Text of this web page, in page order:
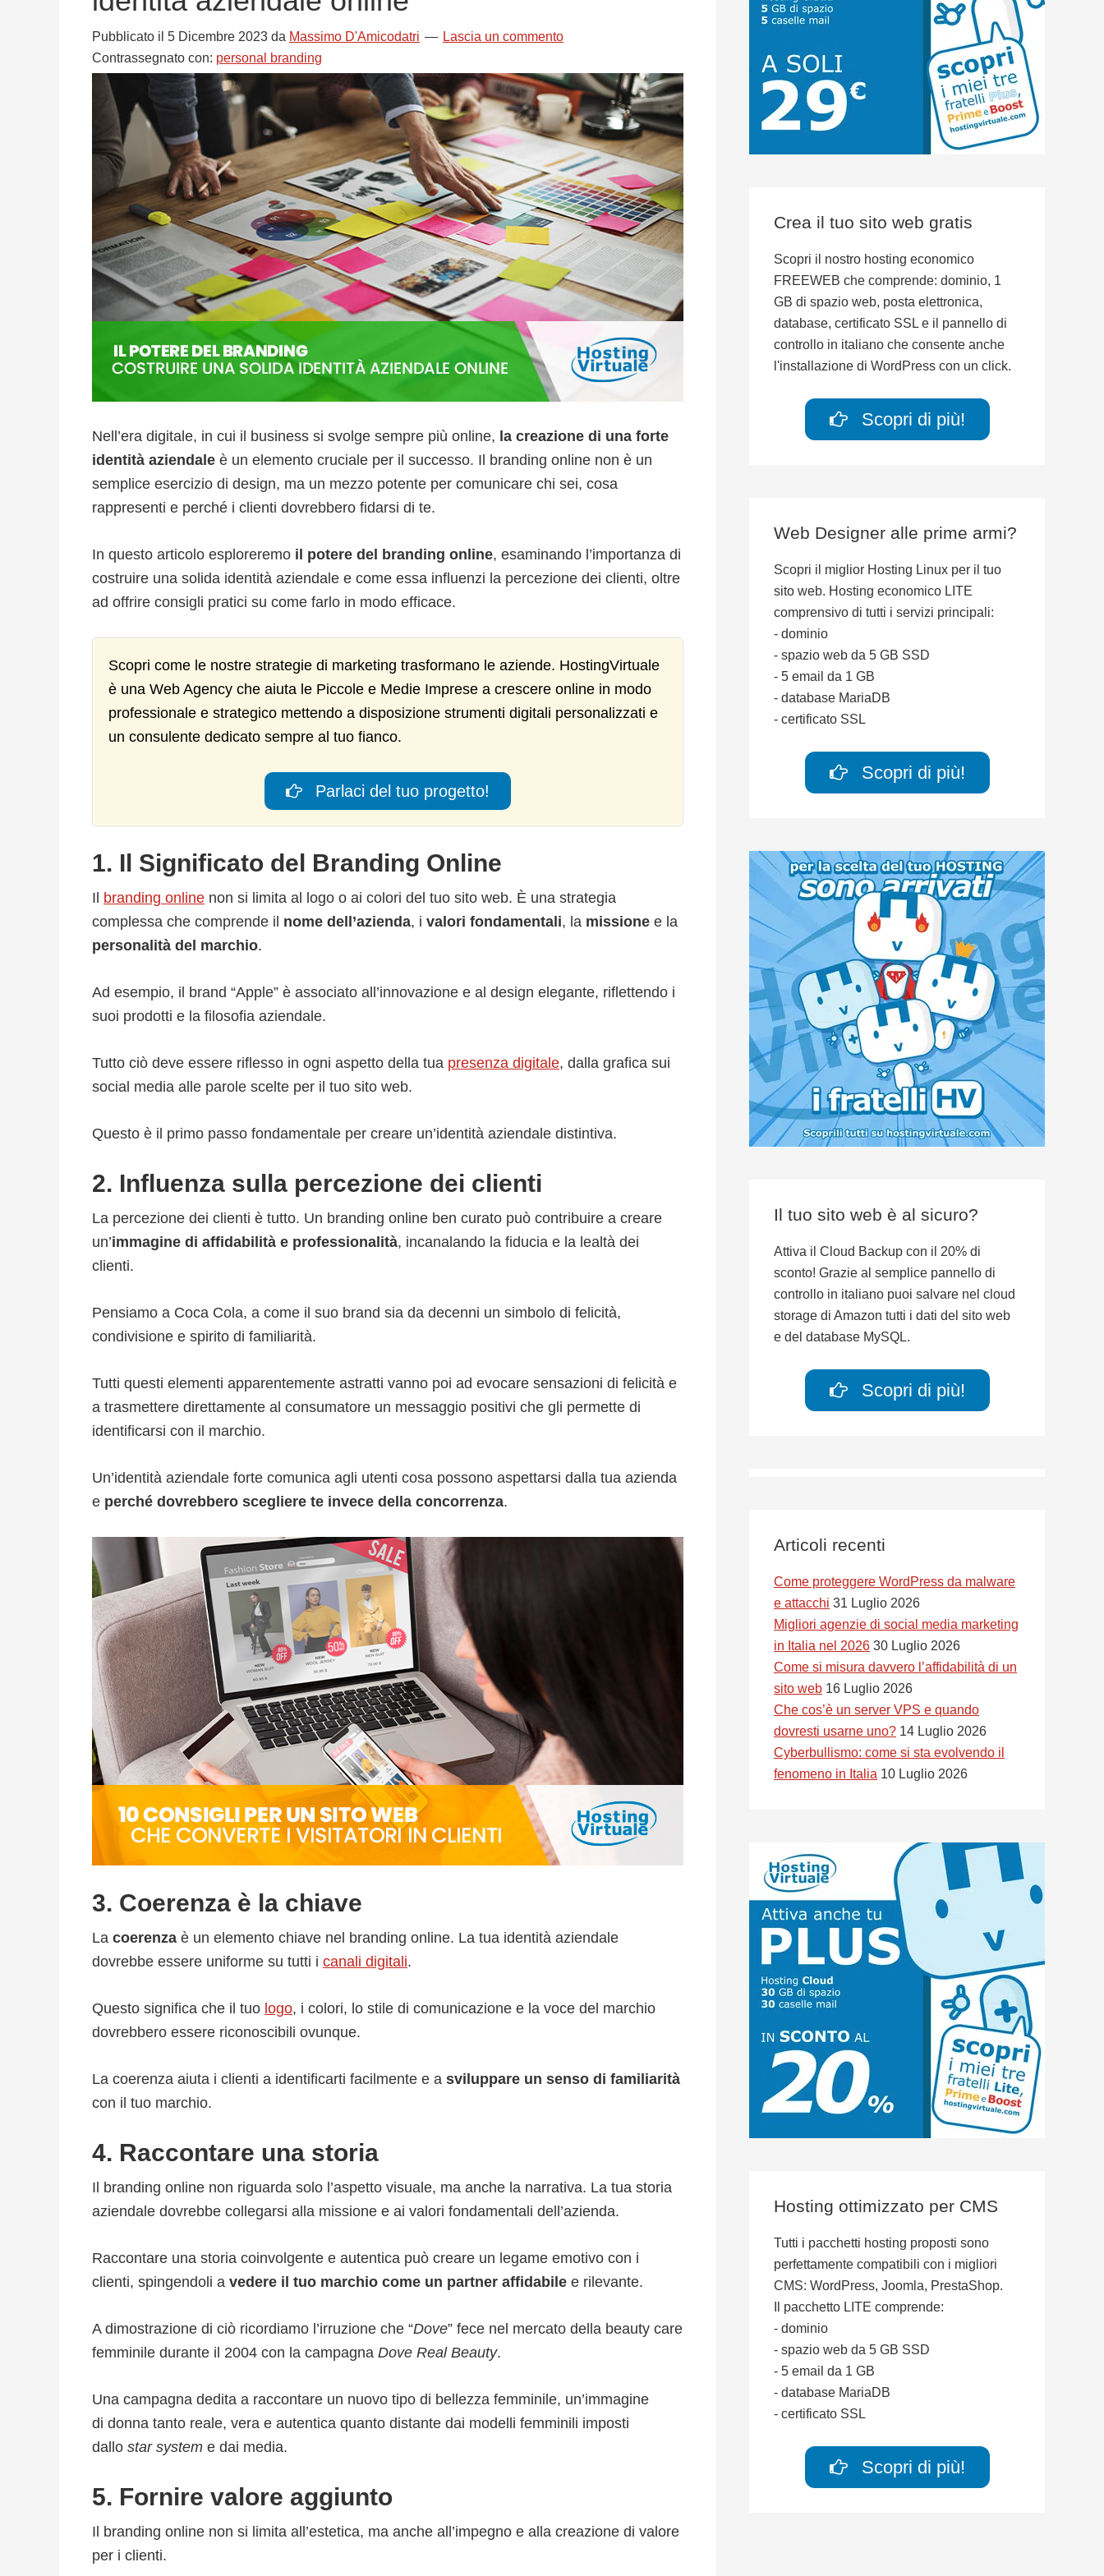
Pubblicato il 5 Dicembre 2023 da Massimo D'Amicodatri
Lascia un commento
Contrassegnato con: personal branding
Nell’era digitale, in cui il business si svolge sempre più online, la creazione di una forte
identità aziendale è un elemento cruciale per il successo. Il branding online non è un
semplice esercizio di design, ma un mezzo potente per comunicare chi sei, cosa
rappresenti e perché i clienti dovrebbero fidarsi di te.
In questo articolo esploreremo il potere del branding online, esaminando l’importanza di
costruire una solida identità aziendale e come essa influenzi la percezione dei clienti, oltre
ad offrire consigli pratici su come farlo in modo efficace.
Scopri come le nostre strategie di marketing trasformano le aziende. HostingVirtuale
è una Web Agency che aiuta le Piccole e Medie Imprese a crescere online in modo
professionale e strategico mettendo a disposizione strumenti digitali personalizzati e
un consulente dedicato sempre al tuo fianco.
Parlaci del tuo progetto!
1. Il Significato del Branding Online
Il branding online non si limita al logo o ai colori del tuo sito web. È una strategia
complessa che comprende il nome dell’azienda, i valori fondamentali, la missione e la
personalità del marchio.
Ad esempio, il brand “Apple” è associato all’innovazione e al design elegante, riflettendo i
suoi prodotti e la filosofia aziendale.
Tutto ciò deve essere riflesso in ogni aspetto della tua presenza digitale, dalla grafica sui
social media alle parole scelte per il tuo sito web.
Questo è il primo passo fondamentale per creare un’identità aziendale distintiva.
2. Influenza sulla percezione dei clienti
La percezione dei clienti è tutto. Un branding online ben curato può contribuire a creare
un’immagine di affidabilità e professionalità, incanalando la fiducia e la lealtà dei
clienti.
Pensiamo a Coca Cola, a come il suo brand sia da decenni un simbolo di felicità,
condivisione e spirito di familiarità.
Tutti questi elementi apparentemente astratti vanno poi ad evocare sensazioni di felicità e
a trasmettere direttamente al consumatore un messaggio positivi che gli permette di
identificarsi con il marchio.
Un’identità aziendale forte comunica agli utenti cosa possono aspettarsi dalla tua azienda
e perché dovrebbero scegliere te invece della concorrenza.
3. Coerenza è la chiave
La coerenza è un elemento chiave nel branding online. La tua identità aziendale
dovrebbe essere uniforme su tutti i canali digitali.
Questo significa che il tuo logo, i colori, lo stile di comunicazione e la voce del marchio
dovrebbero essere riconoscibili ovunque.
La coerenza aiuta i clienti a identificarti facilmente e a sviluppare un senso di familiarità
con il tuo marchio.
4. Raccontare una storia
Il branding online non riguarda solo l’aspetto visuale, ma anche la narrativa. La tua storia
aziendale dovrebbe collegarsi alla missione e ai valori fondamentali dell’azienda.
Raccontare una storia coinvolgente e autentica può creare un legame emotivo con i
clienti, spingendoli a vedere il tuo marchio come un partner affidabile e rilevante.
A dimostrazione di ciò ricordiamo l’irruzione che “Dove” fece nel mercato della beauty care
femminile durante il 2004 con la campagna Dove Real Beauty.
Una campagna dedita a raccontare un nuovo tipo di bellezza femminile, un’immagine
di donna tanto reale, vera e autentica quanto distante dai modelli femminili imposti
dallo star system e dai media.
5. Fornire valore aggiunto
Il branding online non si limita all’estetica, ma anche all’impegno e alla creazione di valore
per i clienti.
Crea il tuo sito web gratis
Scopri il nostro hosting economico
FREEWEB che comprende: dominio, 1
GB di spazio web, posta elettronica,
database, certificato SSL e il pannello di
controllo in italiano che consente anche
l'installazione di WordPress con un click.
Scopri di più!
Web Designer alle prime armi?
Scopri il miglior Hosting Linux per il tuo
sito web. Hosting economico LITE
comprensivo di tutti i servizi principali:
- dominio
- spazio web da 5 GB SSD
- 5 email da 1 GB
- database MariaDB
- certificato SSL
Scopri di più!
Il tuo sito web è al sicuro?
Attiva il Cloud Backup con il 20% di
sconto! Grazie al semplice pannello di
controllo in italiano puoi salvare nel cloud
storage di Amazon tutti i dati del sito web
e del database MySQL.
Scopri di più!
Articoli recenti
Come proteggere WordPress da malware
e attacchi 31 Luglio 2026
Migliori agenzie di social media marketing
in Italia nel 2026 30 Luglio 2026
Come si misura davvero l’affidabilità di un
sito web 16 Luglio 2026
Che cos’è un server VPS e quando
dovresti usarne uno? 14 Luglio 2026
Cyberbullismo: come si sta evolvendo il
fenomeno in Italia 10 Luglio 2026
Hosting ottimizzato per CMS
Tutti i pacchetti hosting proposti sono
perfettamente compatibili con i migliori
CMS: WordPress, Joomla, PrestaShop.
Il pacchetto LITE comprende:
- dominio
- spazio web da 5 GB SSD
- 5 email da 1 GB
- database MariaDB
- certificato SSL
Scopri di più!